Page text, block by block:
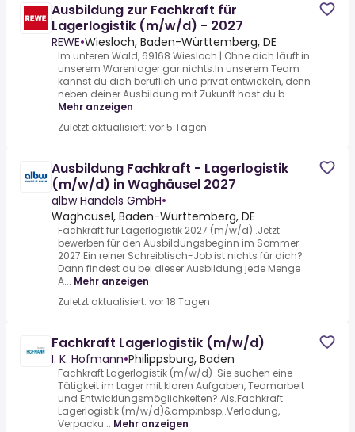
Ausbildung zur Fachkraft für
Lagerlogistik (m/w/d) - 2027
REWE•Wiesloch, Baden-Württemberg, DE
Im unteren Wald, 69168 Wiesloch |.Ohne dich läuft in
unserem Warenlager gar nichts.In unserem Team
kannst du dich beruflich und privat entwickeln, denn
neben deiner Ausbildung mit Zukunft hast du b...
Mehr anzeigen
Zuletzt aktualisiert: vor 5 Tagen
Ausbildung Fachkraft - Lagerlogistik
(m/w/d) in Waghäusel 2027
albw Handels GmbH•
Waghäusel, Baden-Württemberg, DE
Fachkraft für Lagerlogistik 2027 (m/w/d) .Jetzt
bewerben für den Ausbildungsbeginn im Sommer
2027.Ein reiner Schreibtisch-Job ist nichts für dich?
Dann findest du bei dieser Ausbildung jede Menge
A... Mehr anzeigen
Zuletzt aktualisiert: vor 18 Tagen
Fachkraft Lagerlogistik (m/w/d)
I. K. Hofmann•Philippsburg, Baden
Fachkraft Lagerlogistik (m/w/d) .Sie suchen eine
Tätigkeit im Lager mit klaren Aufgaben, Teamarbeit
und Entwicklungsmöglichkeiten? Als.Fachkraft
Lagerlogistik (m/w/d)&amp;nbsp;.Verladung,
Verpacku... Mehr anzeigen